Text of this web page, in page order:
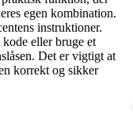
egen kombination.
instruktioner.
eller bruge et
Det er vigtigt at
korrekt og sikker